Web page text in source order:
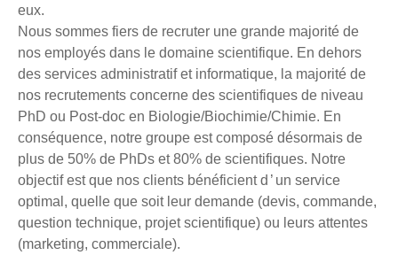
eux.
Nous sommes fiers de recruter une grande majorité de
nos employés dans le domaine scientifique. En dehors
des services administratif et informatique, la majorité de
nos recrutements concerne des scientifiques de niveau
PhD ou Post-doc en Biologie/Biochimie/Chimie. En
conséquence, notre groupe est composé désormais de
plus de 50% de PhDs et 80% de scientifiques. Notre
objectif est que nos clients bénéficient d ’ un service
optimal, quelle que soit leur demande (devis, commande,
question technique, projet scientifique) ou leurs attentes
(marketing, commerciale).